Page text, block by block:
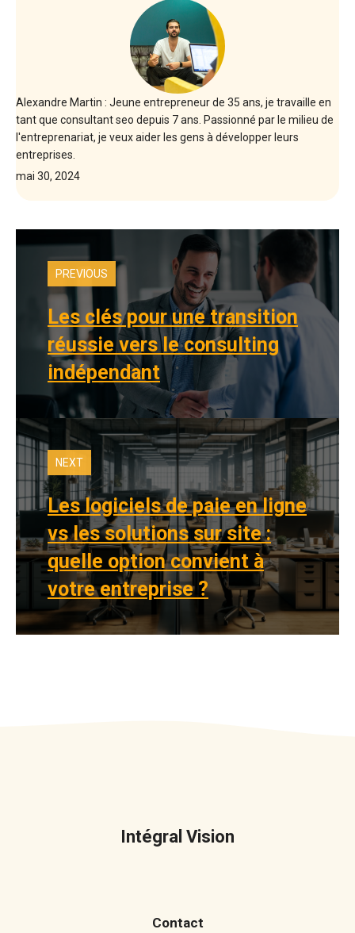
Alexandre Martin : Jeune entrepreneur de 35 ans, je travaille en
tant que consultant seo depuis 7 ans. Passionné par le milieu de
l'entreprenariat, je veux aider les gens à développer leurs
entreprises.
mai 30, 2024
PREVIOUS
Les clés pour une transition
réussie vers le consulting
indépendant
NEXT
Les logiciels de paie en ligne
vs les solutions sur site :
quelle option convient à
votre entreprise ?
Intégral Vision
Contact